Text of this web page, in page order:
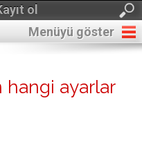
ol
Menüyü göster
hangi ayarlar